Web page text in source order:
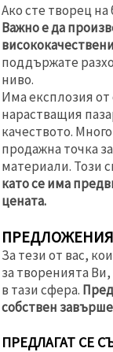
Ако сте творец
Важно е да
поддържате
ниво.
Има експлозия
нарастващия
качеството.
продажна точка
материали. Този
като се има
цената.
За тези от вас,
за творенията
в тази сфера.
собствен
ПРЕДЛАГАТ СЕ